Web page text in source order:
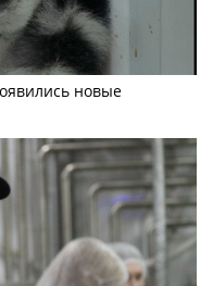
новые